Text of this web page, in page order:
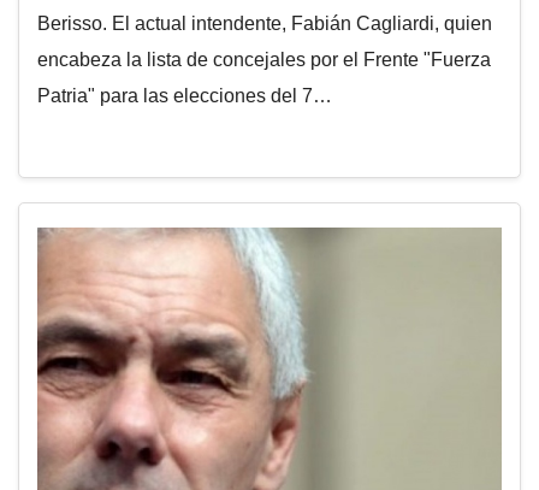
Berisso. El actual intendente, Fabián Cagliardi, quien
encabeza la lista de concejales por el Frente "Fuerza
Patria" para las elecciones del 7…